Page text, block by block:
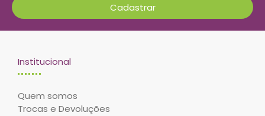
Cadastrar
Institucional
Quem somos
Trocas e Devoluções